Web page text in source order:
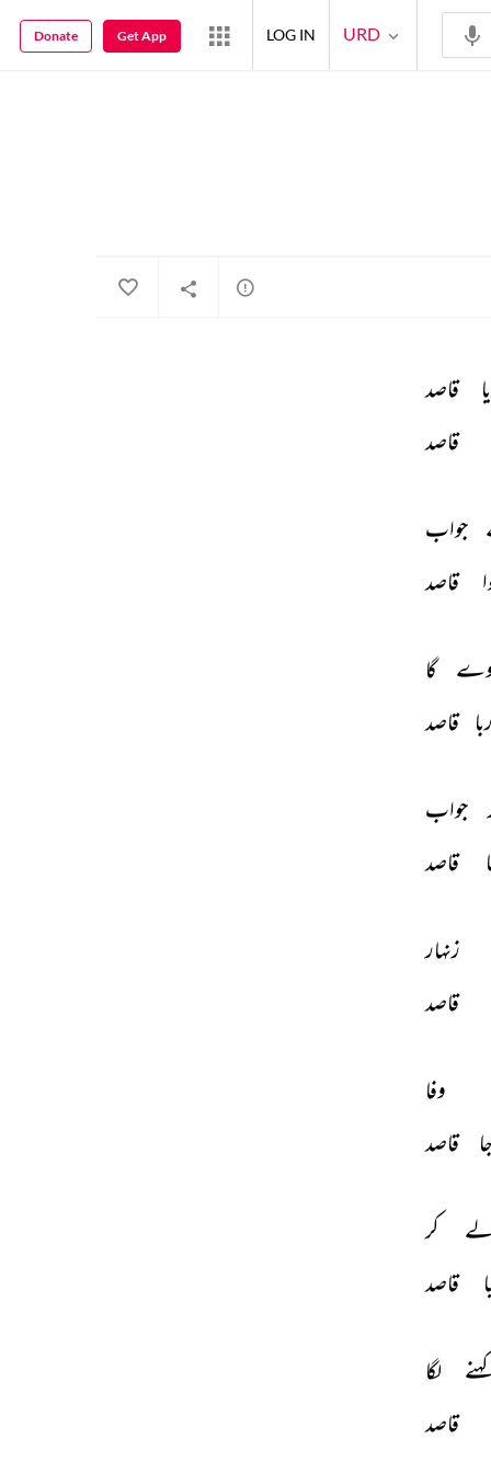
قاصد
قاصد
جواب
قاصد
گا
ربا قاصد
جواب
قاصد
زنہار
قاصد
وفا
جا قاصد
کر
قاصد
لگا
قاصد
URD
LOG IN
Get App
Donate